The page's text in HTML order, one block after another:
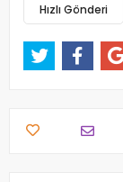
Hızlı Gönderi